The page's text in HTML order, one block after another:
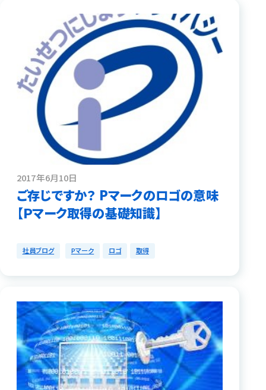
2017年6月10日
ご存じですか？ Pマークのロゴの意味
【Ｐマーク取得の基礎知識】
社員ブログ Pマーク ロゴ 取得